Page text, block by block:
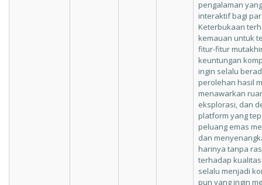
pengalaman
interaktif bagi
Keterbukaan
kemauan untuk
fitur-fitur
keuntungan
ingin selalu
perolehan hasil
menawarkan
eksplorasi, dan
platform yang
peluang emas
dan
harinya tanpa
terhadap
selalu menjadi
pun yang ingin